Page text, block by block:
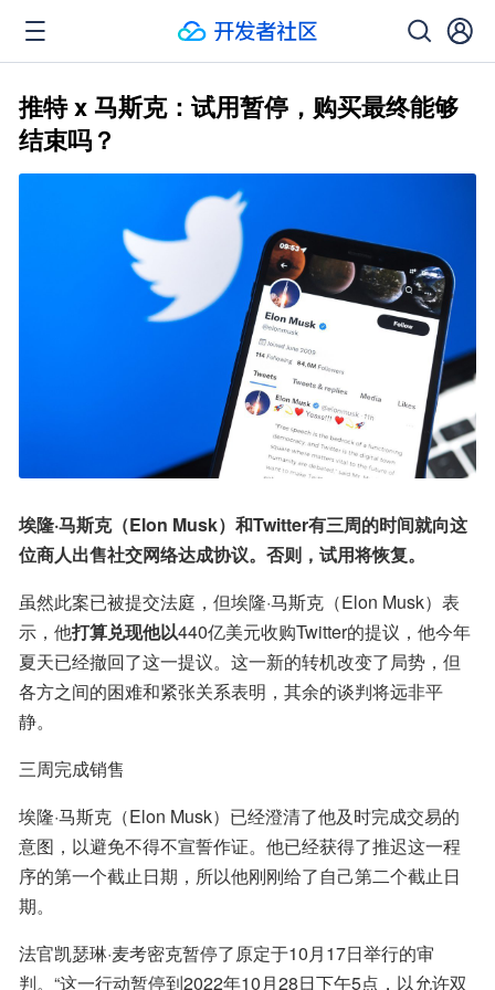
推特 x 马斯克：试用暂停，购买最终能够
结束吗？
埃隆·马斯克（Elon Musk）和Twitter有三周的时间就向这
位商人出售社交网络达成协议。否则，试用将恢复。
虽然此案已被提交法庭，但埃隆·马斯克（Elon Musk）表
示，他打算兑现他以440亿美元收购Twitter的提议，他今年
夏天已经撤回了这一提议。这一新的转机改变了局势，但
各方之间的困难和紧张关系表明，其余的谈判将远非平
静。
三周完成销售
埃隆·马斯克（Elon Musk）已经澄清了他及时完成交易的
意图，以避免不得不宣誓作证。他已经获得了推迟这一程
序的第一个截止日期，所以他刚刚给了自己第二个截止日
期。
法官凯瑟琳·麦考密克暂停了原定于10月17日举行的审
判。“这一行动暂停到2022年10月28日下午5点，以允许双